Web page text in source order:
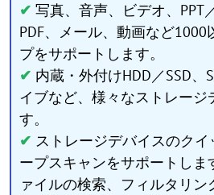
✔ 写真、音声、ビデオ、PPT
PDF、メール、動画など1000
プをサポートします。
✔ 内蔵・外付けHDD／SSD、
イブなど、様々なストレージ
す。
✔ ストレージデバイスのク
ープスキャンをサポートしま
ァイルの検索、フィルタリ